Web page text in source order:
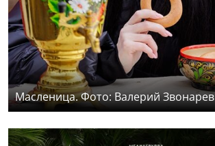
Масленица. Фото: Валерий Звонарев